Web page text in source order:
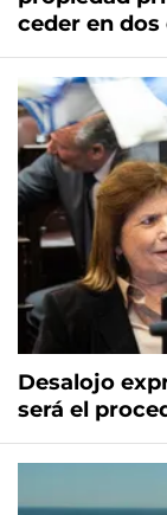
ceder en
Desalojo
será el